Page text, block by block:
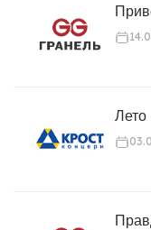
Лето